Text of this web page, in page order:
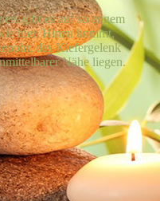
gibt es auf so engem
hier. Hinzu kommt,
das Kiefergelenk
Nähe liegen.